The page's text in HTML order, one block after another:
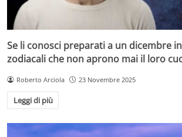
Se li conosci preparati a un dicembre
zodiacali che non aprono mai il loro
Roberto Arciola 23 Novembre 2025
Leggi di più